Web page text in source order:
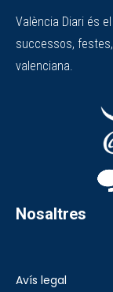
València Diari és
successos,
valenciana.
Nosaltres
Avís legal